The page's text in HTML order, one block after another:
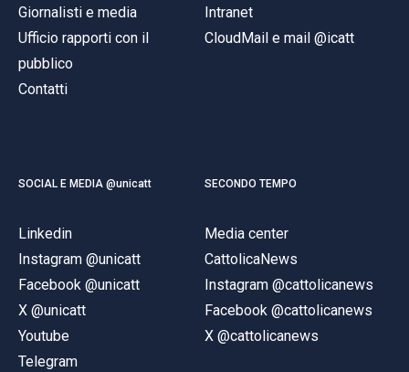
Giornalisti e media
Ufficio rapporti con il
pubblico
Contatti
Intranet
CloudMail e mail @icatt
SOCIAL E MEDIA @unicatt
Linkedin
Instagram @unicatt
Facebook @unicatt
X @unicatt
Youtube
Telegram
SECONDO TEMPO
Media center
CattolicaNews
Instagram @cattolicanews
Facebook @cattolicanews
X @cattolicanews